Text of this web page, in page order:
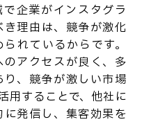
企業がインスタグラ
理由は、競争が激化
れているからです。
アクセスが良く、多
、競争が激しい市場
用することで、他社に
発信し、集客効果を